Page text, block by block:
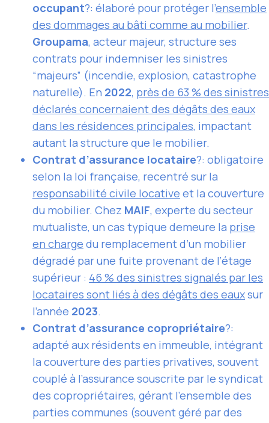
occupant?: élaboré pour protéger l’ensemble
des dommages au bâti comme au mobilier.
Groupama, acteur majeur, structure ses
contrats pour indemniser les sinistres
“majeurs” (incendie, explosion, catastrophe
naturelle). En 2022, près de 63 % des sinistres
déclarés concernaient des dégâts des eaux
dans les résidences principales, impactant
autant la structure que le mobilier.
Contrat d’assurance locataire?: obligatoire
selon la loi française, recentré sur la
responsabilité civile locative et la couverture
du mobilier. Chez MAIF, experte du secteur
mutualiste, un cas typique demeure la prise
en charge du remplacement d’un mobilier
dégradé par une fuite provenant de l’étage
supérieur : 46 % des sinistres signalés par les
locataires sont liés à des dégâts des eauxsur
l’année 2023.
Contrat d’assurance copropriétaire?:
adapté aux résidents en immeuble, intégrant
la couverture des parties privatives, souvent
couplé à l’assurance souscrite par le syndicat
des copropriétaires, gérant l’ensemble des
parties communes (souvent géré par des